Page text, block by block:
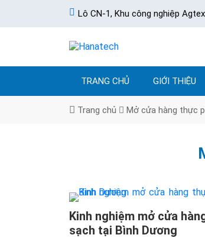
Lô CN-1, Khu công nghiệp
TRANG CHỦ GIỚI THIỆU
Trang chủ Mở cửa hàng thực
Kinh nghiệm mở cửa
sạch tại Bình Dương